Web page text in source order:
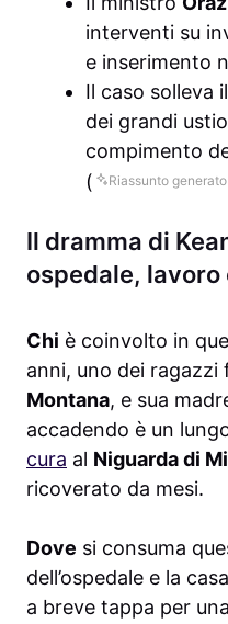
interventi su
e inserimento
Il caso solleva
dei grandi
compimento
(
Riassunto
Il dramma di
ospedale, lavoro
Chi è coinvolto in
anni, uno dei
Montana, e sua
accadendo è un
cura al Niguarda di
ricoverato da mesi.
Dove si consuma
dell’ospedale e la
a breve tappa per